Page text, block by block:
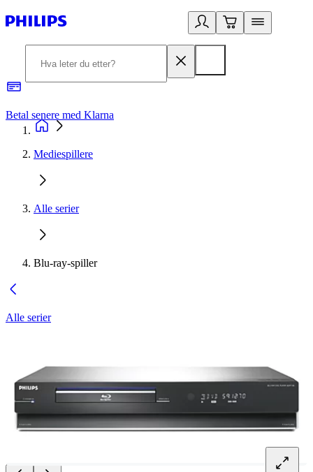
Betal senere med Klarna
Mediespillere
Alle serier
Blu-ray-spiller
Alle serier